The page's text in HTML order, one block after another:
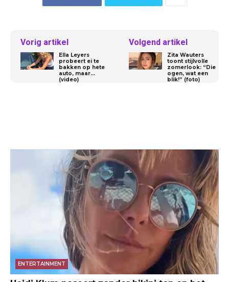
Vorig artikel
Ella Leyers
probeert ei te
bakken op hete
auto, maar…
(video)
Volgend artikel
Zita Wauters
toont stijlvolle
zomerlook: “Die
ogen, wat een
blik!” (foto)
ENTERTAINMENT